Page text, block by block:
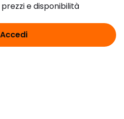
e disponibilità
Accedi